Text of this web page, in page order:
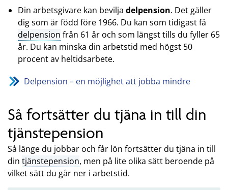
Din arbetsgivare kan bevilja delpension. Det gäller
dig som är född före 1966. Du kan som tidigast få
delpension från 61 år och som längst tills du fyller 65
år. Du kan minska din arbetstid med högst 50
procent av heltidsarbete.
Delpension – en möjlighet att jobba mindre
Så fortsätter du tjäna in till din
tjänstepension
Så länge du jobbar och får lön fortsätter du tjäna in till
din tjänstepension, men på lite olika sätt beroende på
vilket sätt du går ner i arbetstid.